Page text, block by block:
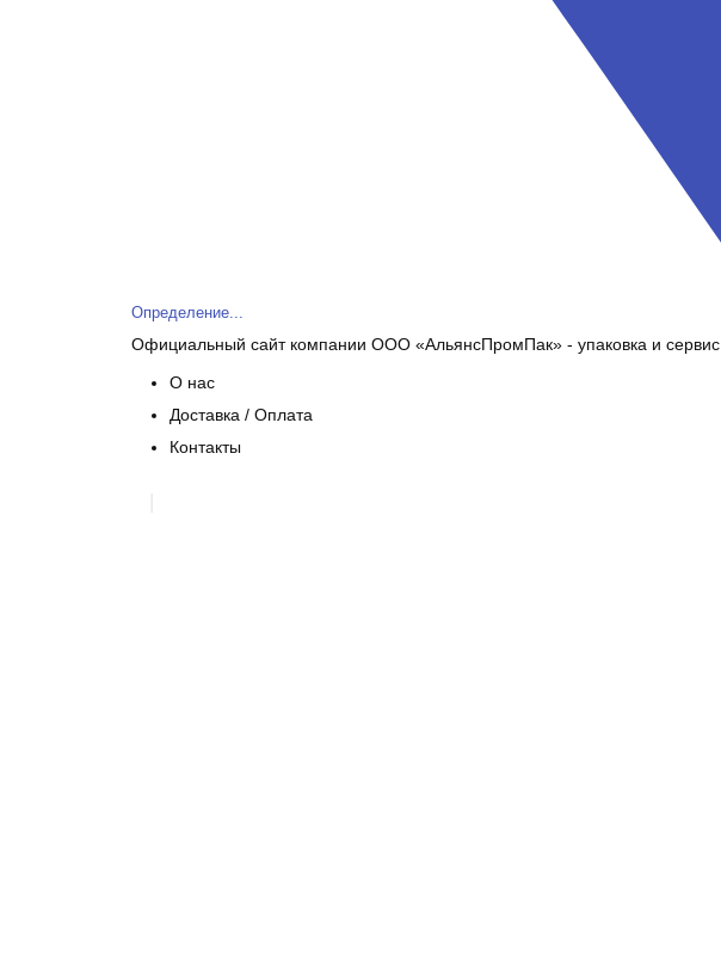
Определение...
Официальный сайт компании ООО «АльянсПромПак» - упаковка и сервис
О нас
Доставка / Оплата
Контакты